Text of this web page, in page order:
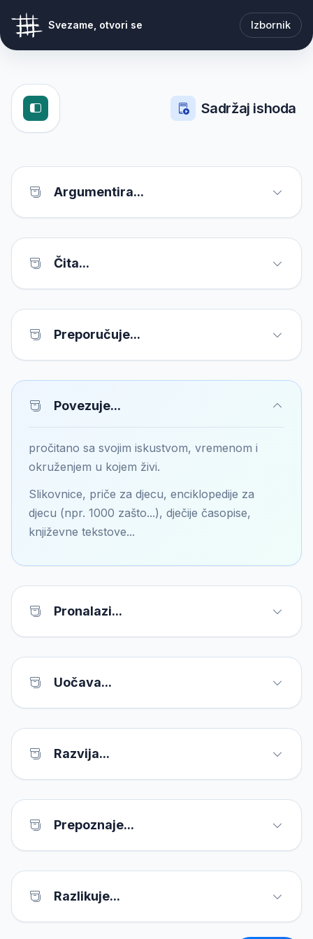
Svezame, otvori se Izbornik
Sadržaj ishoda
Argumentira...
Čita...
Preporučuje...
Povezuje...
pročitano sa svojim iskustvom, vremenom i
okruženjem u kojem živi.
Slikovnice, priče za djecu, enciklopedije za
djecu (npr. 1000 zašto...), dječije časopise,
književne tekstove...
Pronalazi...
Uočava...
Razvija...
Prepoznaje...
Razlikuje...